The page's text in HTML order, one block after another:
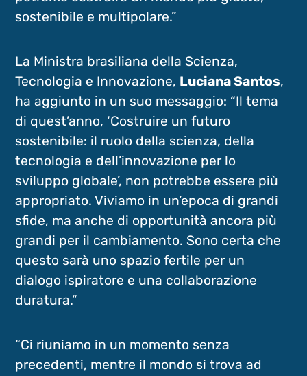
sostenibile e multipolare.”
La Ministra brasiliana della Scienza,
Tecnologia e Innovazione, Luciana Santos,
ha aggiunto in un suo messaggio: “Il tema
di quest’anno, ‘Costruire un futuro
sostenibile: il ruolo della scienza, della
tecnologia e dell’innovazione per lo
sviluppo globale’, non potrebbe essere più
appropriato. Viviamo in un’epoca di grandi
sfide, ma anche di opportunità ancora più
grandi per il cambiamento. Sono certa che
questo sarà uno spazio fertile per un
dialogo ispiratore e una collaborazione
duratura.”
“Ci riuniamo in un momento senza
precedenti, mentre il mondo si trova ad